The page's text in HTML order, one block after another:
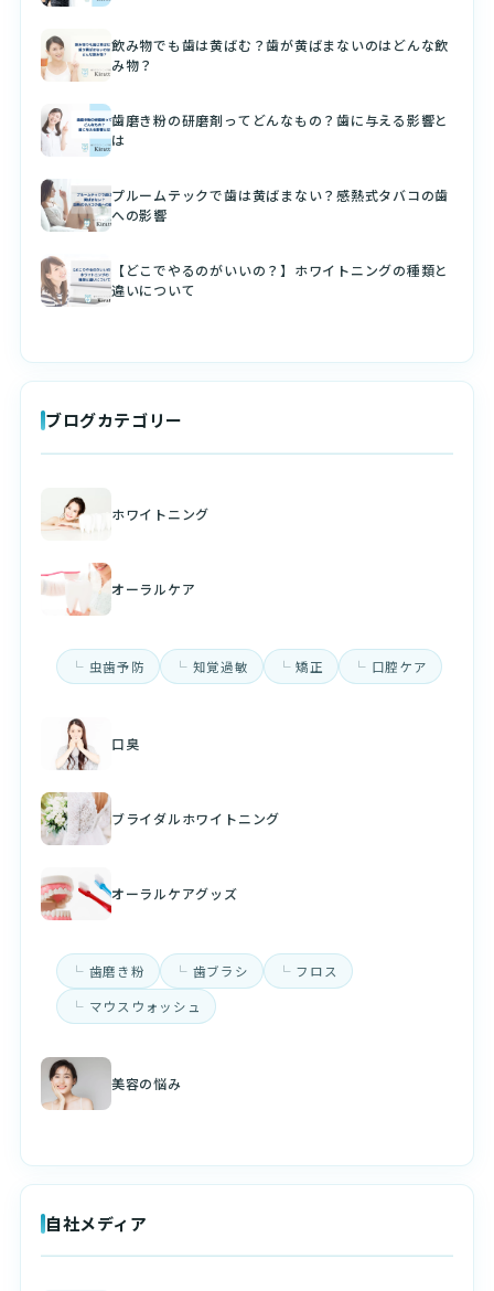
飲み物でも歯は黄ばむ？歯が黄ばまないのはどんな飲
み物？
歯磨き粉の研磨剤ってどんなもの？歯に与える影響と
は
プルームテックで歯は黄ばまない？感熱式タバコの歯
への影響
【どこでやるのがいいの？】ホワイトニングの種類と
違いについて
ブログカテゴリー
ホワイトニング
オーラルケア
虫歯予防 知覚過敏 矯正 口腔ケア
口臭
ブライダルホワイトニング
オーラルケアグッズ
歯磨き粉 歯ブラシ
フロス
マウスウォッシュ
美容の悩み
自社メディア